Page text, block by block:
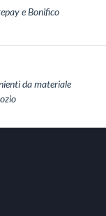
e Bonifico
da materiale